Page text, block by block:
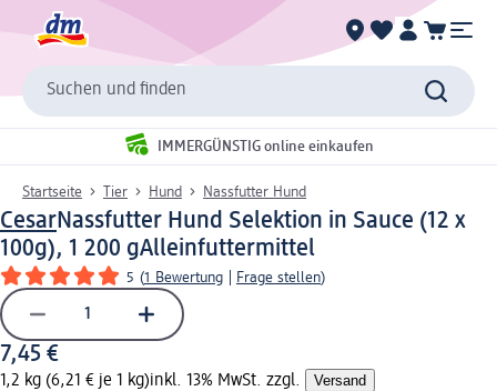
Suchen und finden
IMMERGÜNSTIG online einkaufen
Startseite Tier Hund Nassfutter Hund
CesarNassfutter Hund Selektion in Sauce (12 x
100g), 1 200 gAlleinfuttermittel
5 (1 Bewertung Frage stellen)
7,45 €
1,2 kg (6,21 € je 1 kg)inkl. 13% MwSt. zzgl. Versand